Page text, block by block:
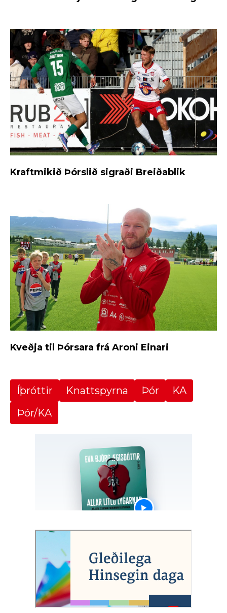
Kraftmikið Þórslið sigraði Breiðablik
Kveðja til Þórsara frá Aroni Einari
Íþróttir Knattspyrna Þór
KA
Þór/KA